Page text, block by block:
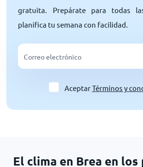
gratuita. Prepárate para todas
planifica tu semana con facilidad.
AceptarTérminos y
El clima en Brea en